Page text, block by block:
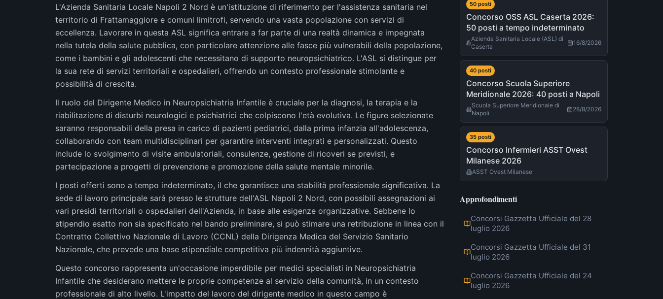
L'Azienda Sanitaria Locale Napoli 2 Nord è un'istituzione di riferimento per l'assistenza sanitaria nel
territorio di Frattamaggiore e comuni limitrofi, servendo una vasta popolazione con servizi di
eccellenza. Lavorare in questa ASL significa entrare a far parte di una realtà dinamica e impegnata
nella tutela della salute pubblica, con particolare attenzione alle fasce più vulnerabili della popolazione,
come i bambini e gli adolescenti che necessitano di supporto neuropsichiatrico. L'ASL si distingue per
la sua rete di servizi territoriali e ospedalieri, offrendo un contesto professionale stimolante e
possibilità di crescita.
Il ruolo del Dirigente Medico in Neuropsichiatria Infantile è cruciale per la diagnosi, la terapia e la
riabilitazione di disturbi neurologici e psichiatrici che colpiscono l'età evolutiva. Le figure selezionate
saranno responsabili della presa in carico di pazienti pediatrici, dalla prima infanzia all'adolescenza,
collaborando con team multidisciplinari per garantire interventi integrati e personalizzati. Questo
include lo svolgimento di visite ambulatoriali, consulenze, gestione di ricoveri se previsti, e
partecipazione a progetti di prevenzione e promozione della salute mentale minorile.
I posti offerti sono a tempo indeterminato, il che garantisce una stabilità professionale significativa. La
sede di lavoro principale sarà presso le strutture dell'ASL Napoli 2 Nord, con possibili assegnazioni ai
vari presidi territoriali o ospedalieri dell'Azienda, in base alle esigenze organizzative. Sebbene lo
stipendio esatto non sia specificato nel bando preliminare, si può stimare una retribuzione in linea con il
Contratto Collettivo Nazionale di Lavoro (CCNL) della Dirigenza Medica del Servizio Sanitario
Nazionale, che prevede una base stipendiale competitiva più indennità aggiuntive.
Questo concorso rappresenta un'occasione imperdibile per medici specialisti in Neuropsichiatria
Infantile che desiderano mettere le proprie competenze al servizio della comunità, in un contesto
professionale di alto livello. L'impatto del lavoro del dirigente medico in questo campo è
50 posti
Concorso OSS ASL Caserta 2026:
50 posti a tempo indeterminato
Azienda Sanitaria Locale (ASL) di
Caserta
16/8/2026
40 posti
Concorso Scuola Superiore
Meridionale 2026: 40 posti a Napoli
Scuola Superiore Meridionale di
Napoli
28/8/2026
35 posti
Concorso Infermieri ASST Ovest
Milanese 2026
ASST Ovest Milanese
Approfondimenti
Concorsi Gazzetta Ufficiale del 28
luglio 2026
Concorsi Gazzetta Ufficiale del 31
luglio 2026
Concorsi Gazzetta Ufficiale del 24
luglio 2026